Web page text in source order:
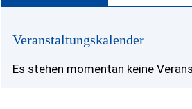
Veranstaltungskalender
Es stehen momentan keine